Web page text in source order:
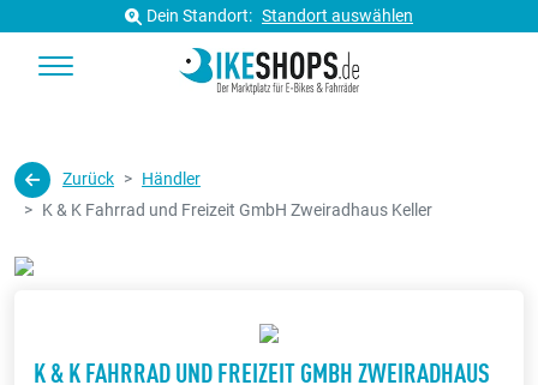
Dein Standort: Standort auswählen
Zurück
Händler
K & K Fahrrad und Freizeit GmbH Zweiradhaus Keller
K & K FAHRRAD UND FREIZEIT GMBH ZWEIRADHAUS